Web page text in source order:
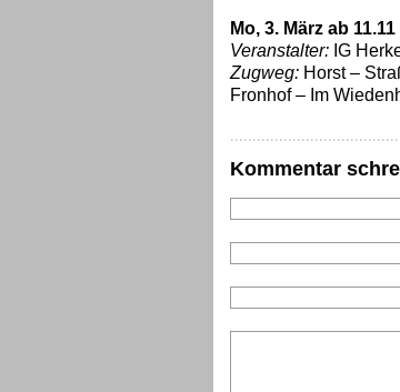
Mo, 3. März ab
Veranstalter: IG
Zugweg: Horst –
Fronhof – Im
Kommentar